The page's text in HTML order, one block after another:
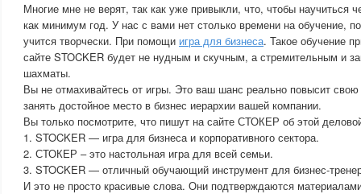
Многие мне не верят, так как уже привыкли, что, чтобы научиться
как минимум год. У нас с вами нет столько времени на обучение,
учится творчески. При помощи игра для бизнеса. Такое обучение
сайте STOCKER будет не нудным и скучным, а стремительным и
шахматы.
Вы не отмахивайтесь от игры. Это ваш шанс реально повысит
занять достойное место в бизнес иерархии вашей компании.
Вы только посмотрите, что пишут на сайте СТОКЕР об этой
1. STOCKER — игра для бизнеса и корпоративного сектора.
2. СТОКЕР – это настольная игра для всей семьи.
3. STOCKER — отличный обучающий инструмент для бизнес-
И это не просто красивые слова. Они подтверждаются